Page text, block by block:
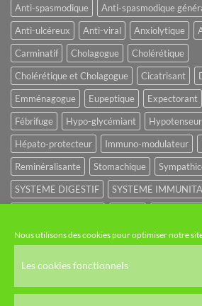
Nous utilisons des cookies pour optimiser notre
Les cookies fonctionnels
Anti-spasmodique
Anti-spasmodique
Anti-ulcéreux
Anti-viral Anxiolytique
Carminatif
Cholagogue
Cholérétique
Cholérétique et Cholagogue
Cicatrisant
Emménagogue
Eupeptique Expectorant
Fébrifuge
Hypo-glycémiant Hypotenseur
Hépato-protecteur
Immuno-modulateur
Reminéralisante
Stomachique
SYSTEME DIGESTIF
SYSTEME
NOS CATÉGORIES